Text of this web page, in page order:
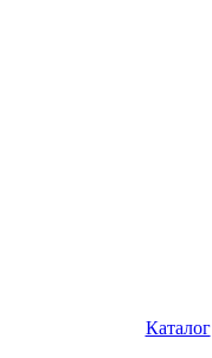
Каталог